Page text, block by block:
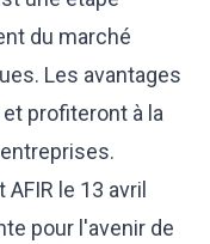
du marché
Les avantages
profiteront à la
le 13 avril
pour l'avenir de